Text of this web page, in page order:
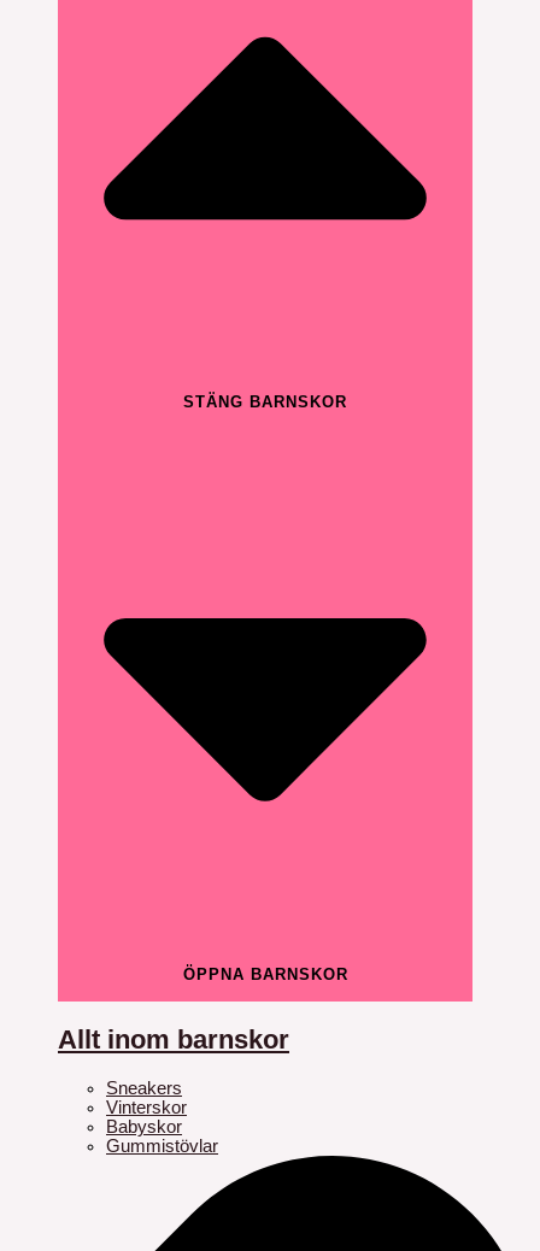
STÄNG BARNSKOR
ÖPPNA BARNSKOR
Allt inom barnskor
Sneakers
Vinterskor
Babyskor
Gummistövlar